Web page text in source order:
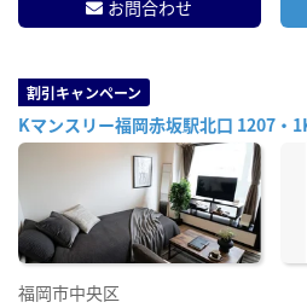
お問合わせ
割引キャンペーン
Kマンスリー福岡赤坂駅北口 1207・
福岡市中央区